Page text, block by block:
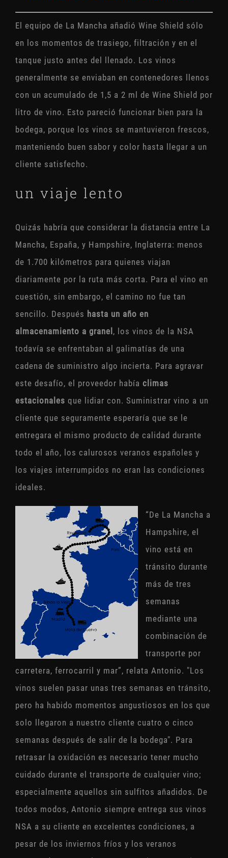
El equipo de La Mancha añadió Wine Shield sólo
en los momentos de trasiego, filtración y en el
tanque justo antes del llenado. Los vinos
generalmente se enviaban en contenedores llenos
con un acumulado de 1,5 a 2 ml de Wine Shield por
litro de vino. Esto pareció funcionar bien para la
bodega, porque los vinos se mantuvieron frescos,
manteniendo buen sabor y color hasta llegar a un
cliente satisfecho.
un viaje lento
Quizás habría que considerar la distancia entre La
Mancha, España, y Hampshire, Inglaterra: menos
de 1.700 kilómetros para quienes viajan
diariamente por la ruta más corta. Para el vino en
cuestión, sin embargo, el camino no fue tan
sencillo. Después hasta un año en
almacenamiento a granel , los vinos de la NSA
todavía se enfrentaban al galimatías de una
cadena de suministro algo incierta. Para agravar
este desafío, el proveedor había climas
estacionales que lidiar con. Suministrar vino a un
cliente que seguramente esperaría que se le
entregara el mismo producto de calidad durante
todo el año, los calurosos veranos españoles y
los viajes interrumpidos no eran las condiciones
ideales.
“De La Mancha a
Hampshire, el
vino está en
tránsito durante
más de tres
semanas
mediante una
combinación de
transporte por
carretera, ferrocarril y mar”, relata Antonio. "Los
vinos suelen pasar unas tres semanas en tránsito,
pero ha habido momentos angustiosos en los que
solo llegaron a nuestro cliente cuatro o cinco
semanas después de salir de la bodega". Para
retrasar la oxidación es necesario tener mucho
cuidado durante el transporte de cualquier vino;
especialmente aquellos sin sulfitos añadidos. De
todos modos, Antonio siempre entrega sus vinos
NSA a su cliente en excelentes condiciones, a
pesar de los inviernos fríos y los veranos